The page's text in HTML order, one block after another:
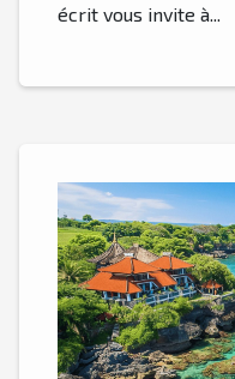
écrit vous invite à...